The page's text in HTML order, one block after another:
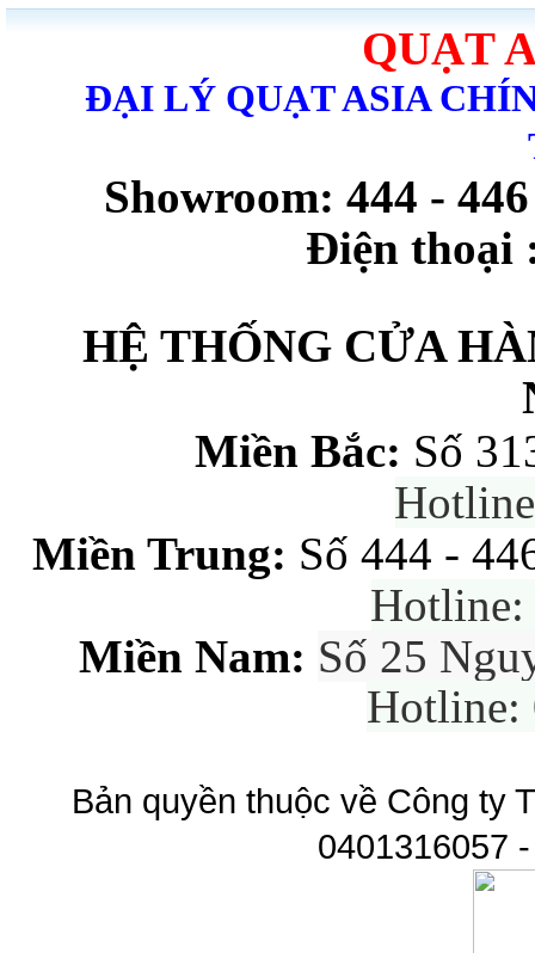
QUẠT
ĐẠI LÝ QUẠT ASIA
Showroom: 444 -
Điện thoại
HỆ THỐNG CỬA
Miền Bắc: Số
Miền Trung: Số 444 -
Hotline:
Miền Nam: Số 25
Hotline:
Bản quyền thuộc về Công ty
0401316057